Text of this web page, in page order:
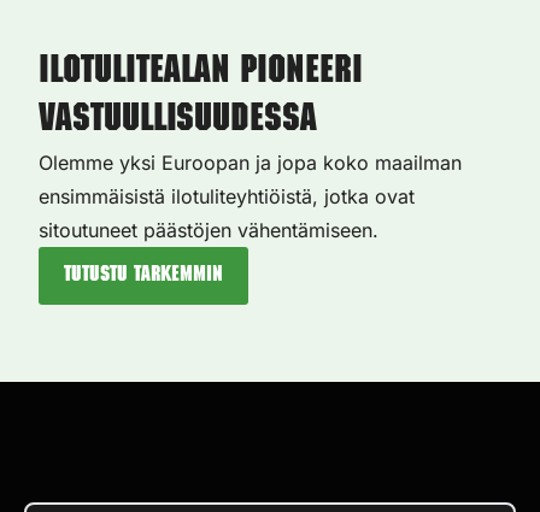
Ilotulitealan pioneeri
vastuullisuudessa
Olemme yksi Euroopan ja jopa koko maailman
ensimmäisistä ilotuliteyhtiöistä, jotka ovat
sitoutuneet päästöjen vähentämiseen.
Tutustu tarkemmin